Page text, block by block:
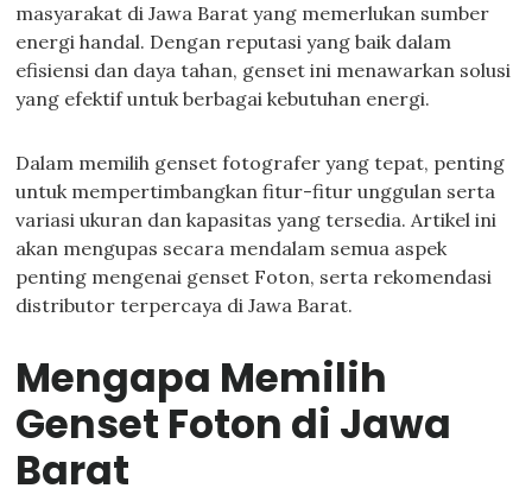
masyarakat di Jawa Barat yang memerlukan sumber
energi handal. Dengan reputasi yang baik dalam
efisiensi dan daya tahan, genset ini menawarkan solusi
yang efektif untuk berbagai kebutuhan energi.
Dalam memilih genset fotografer yang tepat, penting
untuk mempertimbangkan fitur-fitur unggulan serta
variasi ukuran dan kapasitas yang tersedia. Artikel ini
akan mengupas secara mendalam semua aspek
penting mengenai genset Foton, serta rekomendasi
distributor terpercaya di Jawa Barat.
Mengapa Memilih
Genset Foton di Jawa
Barat